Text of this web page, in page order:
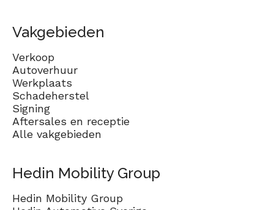
Vakgebieden
Verkoop
Autoverhuur
Werkplaats
Schadeherstel
Signing
Aftersales en receptie
Alle vakgebieden
Hedin Mobility Group
Hedin Mobility Group